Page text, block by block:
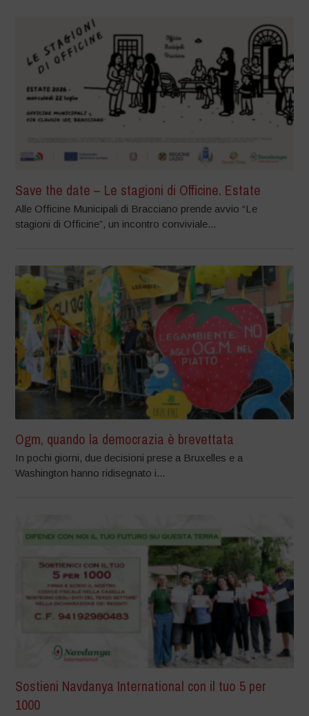
Save the date – Le stagioni di Officine. Estate
Alle Officine Municipali di Bracciano prende avvio “Le
stagioni di Officine”, un incontro conviviale...
Ogm, quando la democrazia è brevettata
In pochi giorni, due decisioni prese a Bruxelles e a
Washington hanno ridisegnato i...
Sostieni Navdanya International con il tuo 5 per
1000